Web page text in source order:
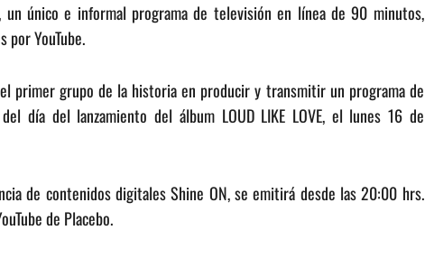
un único e informal programa de televisión en línea de 90 minutos,
por YouTube.
el primer grupo de la historia en producir y transmitir un programa de
día del lanzamiento del álbum LOUD LIKE LOVE, el lunes 16 de
de contenidos digitales Shine ON, se emitirá desde las 20:00 hrs.
de Placebo.